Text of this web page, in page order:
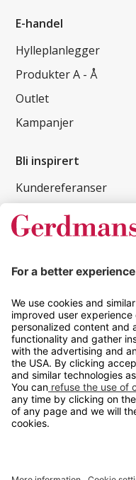
E-handel
Hylleplanlegger
Produkter A - Å
Outlet
Kampanjer
Bli inspirert
Kundereferanser
Magasin
Tips og guider
Kontakt
info@gerdmans.no
67 80 56 20
Åpningstid
Hverdager 08:00-16:00